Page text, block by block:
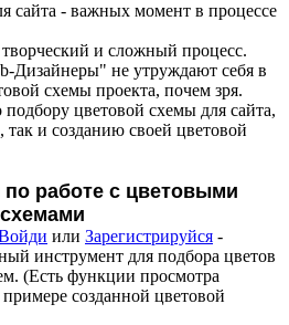
сайта - важных момент в процессе
и сложный процесс.
Дизайнеры" не утруждают себя в
схемы проекта, почем зря.
цветовой схемы для сайта,
так и созданию своей цветовой
работе с цветовыми
схемами
или Зарегистрируйся -
инструмент для подбора цветов
(Есть функции просмотра
созданной цветовой